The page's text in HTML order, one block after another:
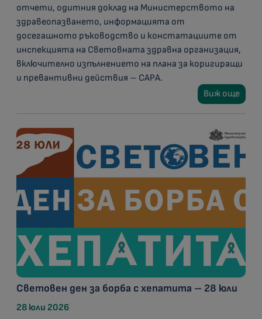
отчети, одитния доклад на Министерството на
здравеопазването, информацията от
досегашното ръководство и констатациите от
инспекцията на Световната здравна организация,
включително изпълнението на плана за коригиращи
и превантивни действия – CAPA.
Виж още
Световен ден за борба с хепатита – 28 юли
28 юли 2026